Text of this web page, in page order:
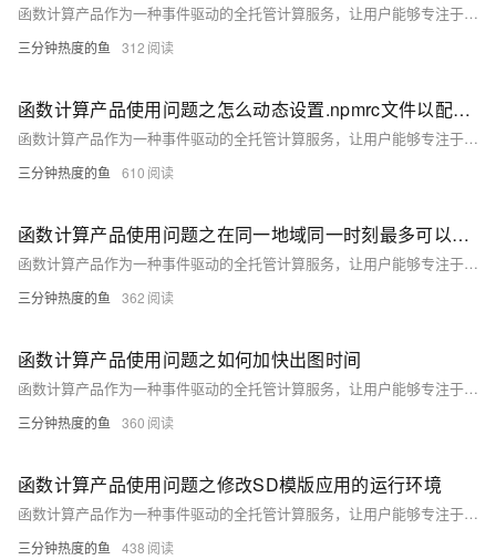
函数计算产品作为一种事件驱动的全托管计算服务，让用户能够专注于业务逻辑的编写，而无需关心底层服务器的管理与运维。你可以有效地利用函数计算产品来支撑各类应用场景，从简单的数据处理到复杂的业务逻辑，实现快速、高效、低成本的云上部署与运维。以下是一些关于使用函数计算产品的合集和要点，帮助你更好地理解和应用这一服务。
三分钟热度的鱼 312
函数计算产品使用问题之怎么动态设置.npmrc文件以配置私有仓库访问
函数计算产品作为一种事件驱动的全托管计算服务，让用户能够专注于业务逻辑的编写，而无需关心底层服务器的管理与运维。你可以有效地利用函数计算产品来支撑各类应用场景，从简单的数据处理到复杂的业务逻辑，实现快速、高效、低成本的云上部署与运维。以下是一些关于使用函数计算产品的合集和要点，帮助你更好地理解和应用这一服务。
三分钟热度的鱼 610
函数计算产品使用问题之在同一地域同一时刻最多可以同时运行多少个函数实例
函数计算产品作为一种事件驱动的全托管计算服务，让用户能够专注于业务逻辑的编写，而无需关心底层服务器的管理与运维。你可以有效地利用函数计算产品来支撑各类应用场景，从简单的数据处理到复杂的业务逻辑，实现快速、高效、低成本的云上部署与运维。以下是一些关于使用函数计算产品的合集和要点，帮助你更好地理解和应用这一服务。
三分钟热度的鱼 362
函数计算产品使用问题之如何加快出图时间
函数计算产品作为一种事件驱动的全托管计算服务，让用户能够专注于业务逻辑的编写，而无需关心底层服务器的管理与运维。你可以有效地利用函数计算产品来支撑各类应用场景，从简单的数据处理到复杂的业务逻辑，实现快速、高效、低成本的云上部署与运维。以下是一些关于使用函数计算产品的合集和要点，帮助你更好地理解和应用这一服务。
三分钟热度的鱼 360
函数计算产品使用问题之修改SD模版应用的运行环境
函数计算产品作为一种事件驱动的全托管计算服务，让用户能够专注于业务逻辑的编写，而无需关心底层服务器的管理与运维。你可以有效地利用函数计算产品来支撑各类应用场景，从简单的数据处理到复杂的业务逻辑，实现快速、高效、低成本的云上部署与运维。以下是一些关于使用函数计算产品的合集和要点，帮助你更好地理解和应用这一服务。
三分钟热度的鱼 438